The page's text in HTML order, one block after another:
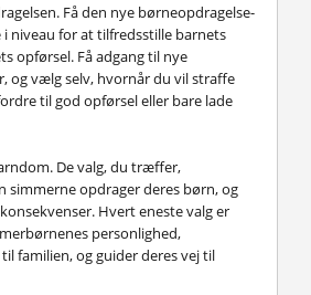
Få den nye børneopdragelse-
niveau for at tilfredsstille barnets
opførsel. Få adgang til nye
og vælg selv, hvornår du vil straffe
til god opførsel eller bare lade
De valg, du træffer,
simmerne opdrager deres børn, og
Hvert eneste valg er
personlighed,
familien, og guider deres vej til